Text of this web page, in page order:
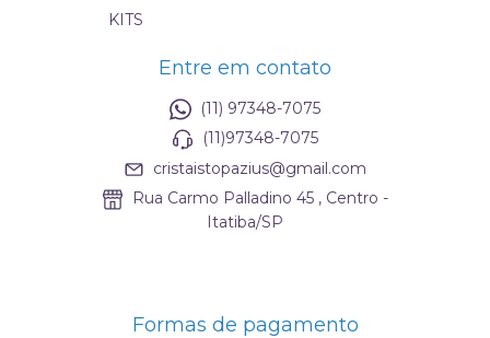
KITS
Entre em contato
(11) 97348-7075
(11)97348-7075
cristaistopazius@gmail.com
Rua Carmo Palladino 45 , Centro -
Itatiba/SP
Formas de pagamento